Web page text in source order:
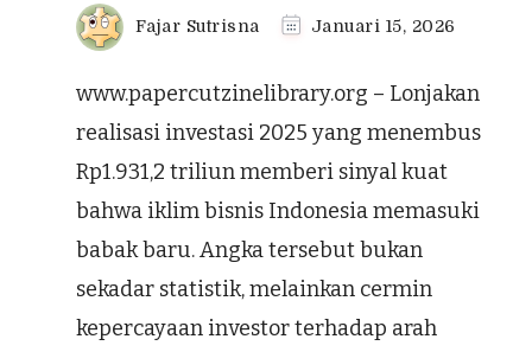
Fajar Sutrisna Januari 15, 2026
www.papercutzinelibrary.org – Lonjakan
realisasi investasi 2025 yang menembus
Rp1.931,2 triliun memberi sinyal kuat
bahwa iklim bisnis Indonesia memasuki
babak baru. Angka tersebut bukan
sekadar statistik, melainkan cermin
kepercayaan investor terhadap arah